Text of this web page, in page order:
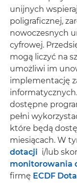
unijnych
poligraficznej,
nowoczesnych
cyfrowej.
mogą liczyć na
umożliwi im
implementację
dostępne
pełni
które będą
miesiącach. W
dotacji i/lub
monitorowania
firmę ECDF